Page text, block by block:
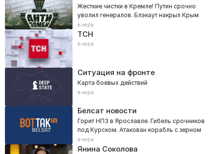
Жесткие чистки в Кремле! Путин срочно
уволил генералов. Блэкаут накрыл Крым
вчера
ТСН
вчера
Ситуация на фронте
Карта боевых действий
вчера
Белсат новости
Горит НПЗ в Ярославле. Гибель срочников
под Курском. Атакован корабль с зерном
вчера
Янина Соколова